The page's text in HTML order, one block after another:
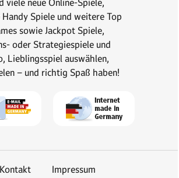
Handy Spiele und weitere Top
sowie Jackpot Spiele,
oder Strategiespiele und
Lieblingsspiel auswählen,
– und richtig Spaß haben!
Kontakt Impressum